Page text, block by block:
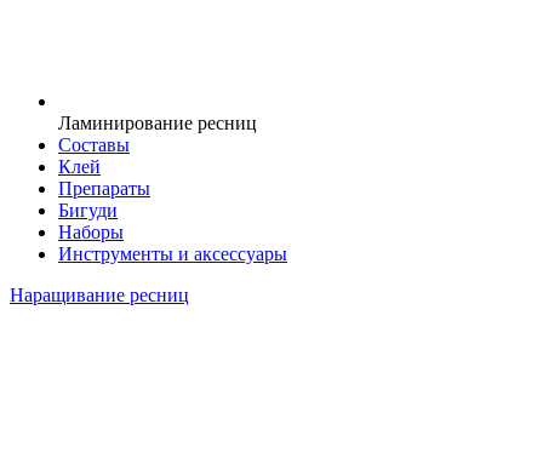
Ламинирование ресниц
Составы
Клей
Препараты
Бигуди
Наборы
Инструменты и аксессуары
Наращивание ресниц